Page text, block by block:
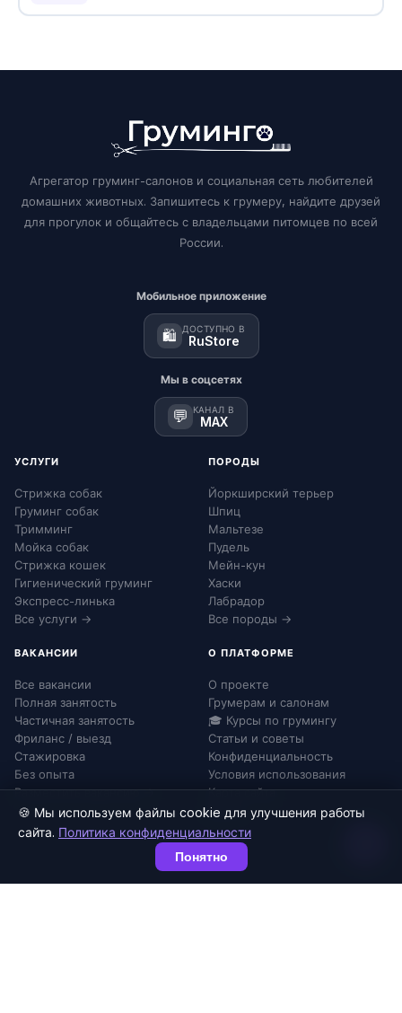
🍪 Мы используем файлы cookie для улучшения работы
сайта. Политика конфиденциальности
Понятно
Агрегатор груминг-салонов и социальная сеть любителей
домашних животных. Запишитесь к грумеру, найдите друзей
для прогулок и общайтесь с владельцами питомцев по всей
России.
Мобильное приложение
🛍️ ДОСТУПНО В
RuStore
Мы в соцсетях
💬 КАНАЛ В
MAX
УСЛУГИ
Стрижка собак
Груминг собак
Тримминг
Мойка собак
Стрижка кошек
Гигиенический груминг
Экспресс-линька
Все услуги →
ПОРОДЫ
Йоркширский терьер
Шпиц
Мальтезе
Пудель
Мейн-кун
Хаски
Лабрадор
Все породы →
ВАКАНСИИ
Все вакансии
Полная занятость
Частичная занятость
Фриланс / выезд
Стажировка
Без опыта
Разместить вакансию →
О ПЛАТФОРМЕ
О проекте
Грумерам и салонам
🎓 Курсы по грумингу
Статьи и советы
Конфиденциальность
Условия использования
Карта сайта
Войти